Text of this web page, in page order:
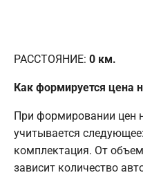
РАССТОЯНИЕ: 0 км.
Как формируется цена
При формировании цен
учитывается
комплектация. От
зависит количество